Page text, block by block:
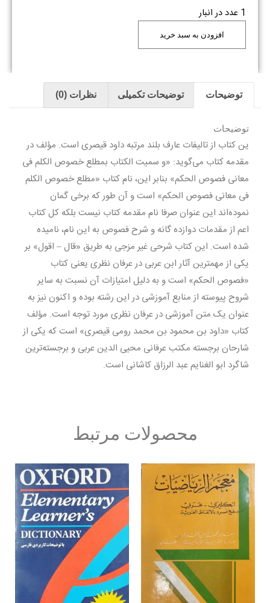
1 عدد در انبار
افزودن به سبد خرید
توضیحات توضیحات تکمیلی نظرات (0)
توضیحات
ین کتاب از تالیفات عارف بلند مرتبه داود قیصری است. مؤلف در
مقدمه کتاب می‌گوید: «و سمیت الکتاب بمطلع خصوص الکلم فی
معانی فصوص الحکم» بنابر این، نام کتاب «مطلع خصوص الکلم
فی معانی فصوص الحکم» است و آن طور که برخی گمان
نموده‌اند این عنوان صرفا نام مقدمه کتاب نیست بلکه کل کتاب
اعم از مقدمات دوازده گانه و شرح فصوص به این نام، نامیده
شده است. این کتاب شرحی غیر مزجی به طریق «قال – اقول» بر
یکی از مهمترین آثار ابن عربی در عرفان نظری یعنی کتاب
«فصوص الحکم» است و به دلیل امتیازات آن نسبت به سایر
شروح پیوسته از منابع آموزشی در این رشته بوده و اکنون نیز به
عنوان یک متن آموزشی در عرفان نظری مورد توجه است. مؤلف
کتاب «داود بن محمود بن محمد رومی قیصری» است که یکی از
شارحان برجسته مکتب عرفانی محیی الدین عربی و برجسته‌ترین
شاگرد ابو الغنایم عبد الرزاق کاشانی است.
محصولات مرتبط